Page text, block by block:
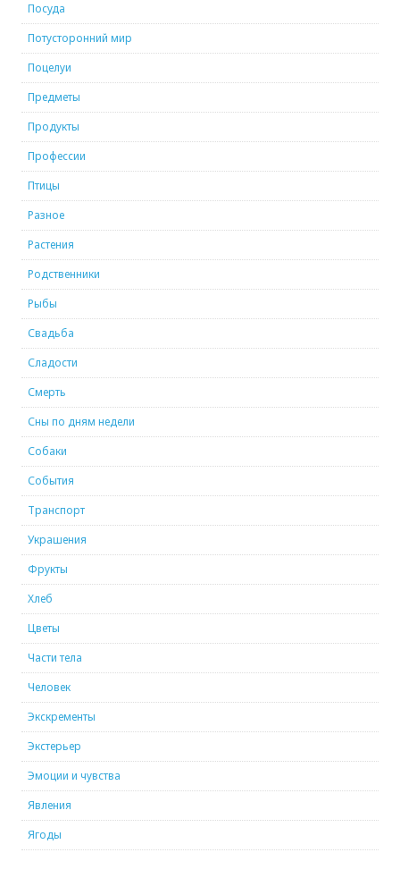
Посуда
Потусторонний мир
Поцелуи
Предметы
Продукты
Профессии
Птицы
Разное
Растения
Родственники
Рыбы
Свадьба
Сладости
Смерть
Сны по дням недели
Собаки
События
Транспорт
Украшения
Фрукты
Хлеб
Цветы
Части тела
Человек
Экскременты
Экстерьер
Эмоции и чувства
Явления
Ягоды